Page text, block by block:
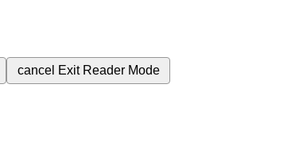
cancel Exit Reader Mode